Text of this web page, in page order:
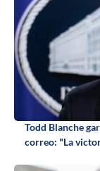
Todd Blanche
correo: "La